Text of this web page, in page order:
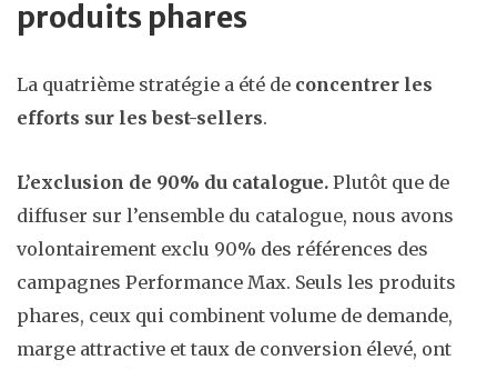
produits phares
La quatrième stratégie a été de concentrer les
efforts sur les best-sellers.
L’exclusion de 90% du catalogue. Plutôt que de
diffuser sur l’ensemble du catalogue, nous avons
volontairement exclu 90% des références des
campagnes Performance Max. Seuls les produits
phares, ceux qui combinent volume de demande,
marge attractive et taux de conversion élevé, ont